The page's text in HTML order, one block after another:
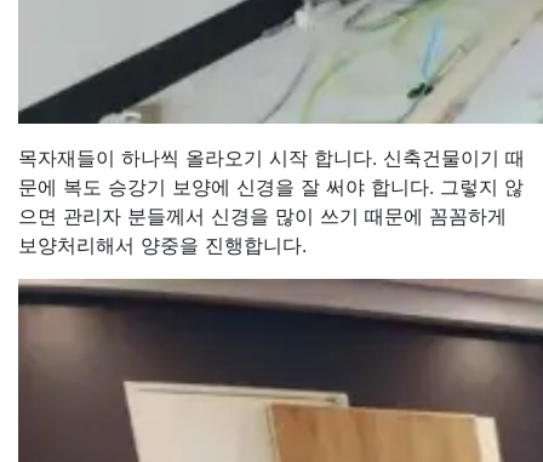
목자재들이 하나씩 올라오기 시작 합니다. 신축건물이기 때
문에 복도 승강기 보양에 신경을 잘 써야 합니다. 그렇지 않
으면 관리자 분들께서 신경을 많이 쓰기 때문에 꼼꼼하게
보양처리해서 양중을 진행합니다.